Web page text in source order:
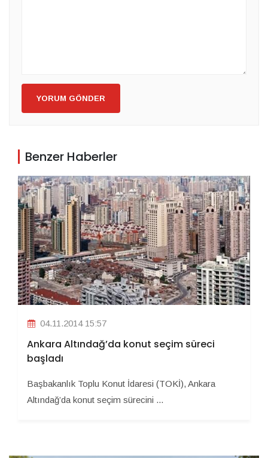
YORUM GÖNDER
Benzer Haberler
04.11.2014 15:57
Ankara Altındağ’da konut seçim süreci
başladı
Başbakanlık Toplu Konut İdaresi (TOKİ), Ankara
Altındağ’da konut seçim sürecini ...